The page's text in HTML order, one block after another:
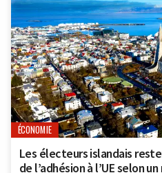
ÉCONOMIE
Les électeurs islandais
de l’adhésion à l’UE selon